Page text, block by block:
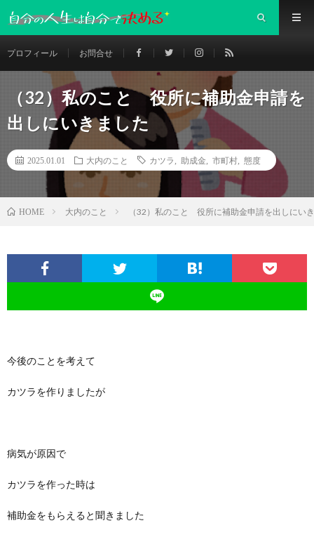
プロフィール お問合せ
（32）私のこと 役所に補助金申請を
出しにいきました
2025.01.01 大内のこと カツラ 助成金 市町村 態度
HOME 大内のこと （32）私のこと 役所に補助金申請を出しにい
今後のことを考えて
カツラを作りましたが
病気が原因で
カツラを作った時は
補助金をもらえると聞きました